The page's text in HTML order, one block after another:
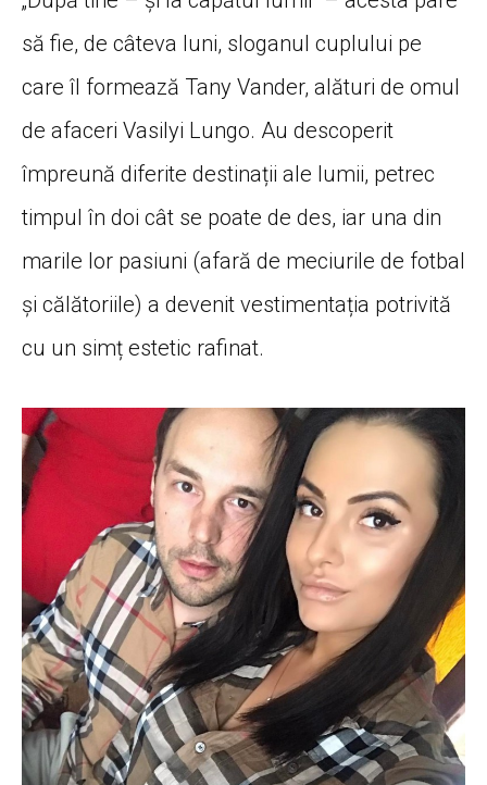
să fie, de câteva luni, sloganul cuplului pe
care îl formează Tany Vander, alături de omul
de afaceri Vasilyi Lungo. Au descoperit
împreună diferite destinații ale lumii, petrec
timpul în doi cât se poate de des, iar una din
marile lor pasiuni (afară de meciurile de fotbal
și călătoriile) a devenit vestimentația potrivită
cu un simț estetic rafinat.